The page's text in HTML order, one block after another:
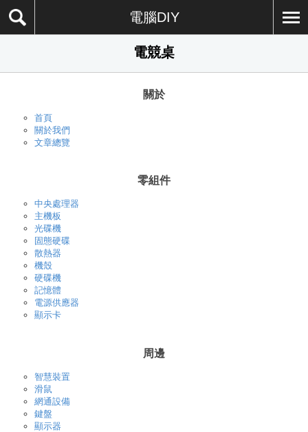
電腦DIY
電競桌
關於
首頁
關於我們
文章總覽
零組件
中央處理器
主機板
光碟機
固態硬碟
散熱器
機殼
硬碟機
記憶體
電源供應器
顯示卡
周邊
智慧裝置
滑鼠
網通設備
鍵盤
顯示器